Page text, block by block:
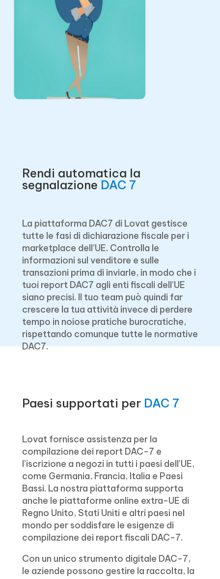
Rendi automatica la
segnalazione DAC 7
La piattaforma DAC7 di Lovat gestisce
tutte le fasi di dichiarazione fiscale per i
marketplace dell’UE. Controlla le
informazioni sul venditore e sulle
transazioni prima di inviarle, in modo che i
tuoi report DAC7 agli enti fiscali dell’UE
siano precisi. Il tuo team può quindi far
crescere la tua attività invece di perdere
tempo in noiose pratiche burocratiche,
rispettando comunque tutte le normative
DAC7.
Paesi supportati per DAC 7
Lovat fornisce assistenza per la
compilazione dei report DAC-7 e
l’iscrizione a negozi in tutti i paesi dell’UE,
come Germania, Francia, Italia e Paesi
Bassi. La nostra piattaforma supporta
anche le piattaforme online extra-UE di
Regno Unito, Stati Uniti e altri paesi nel
mondo per soddisfare le esigenze di
compilazione dei report fiscali DAC-7.
Con un unico strumento digitale DAC-7,
le aziende possono gestire la raccolta, la